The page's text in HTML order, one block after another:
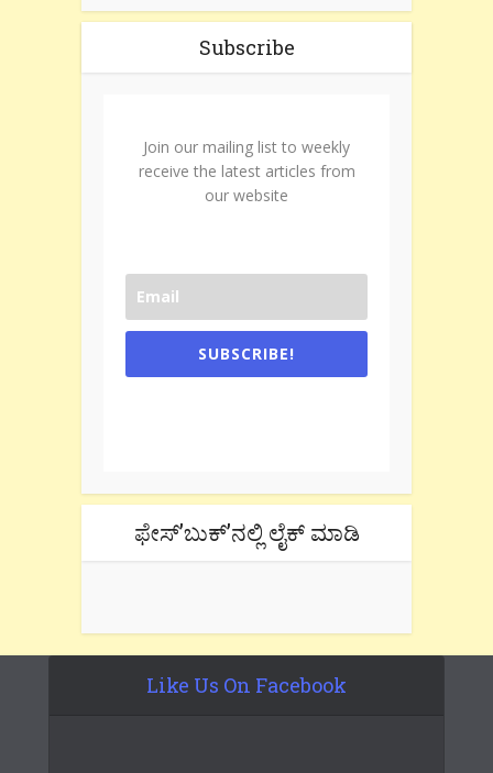
Subscribe
Join our mailing list to weekly
receive the latest articles from
our website
SUBSCRIBE!
ಫೇಸ್’ಬುಕ್’ನಲ್ಲಿ ಲೈಕ್ ಮಾಡಿ
Like Us On Facebook